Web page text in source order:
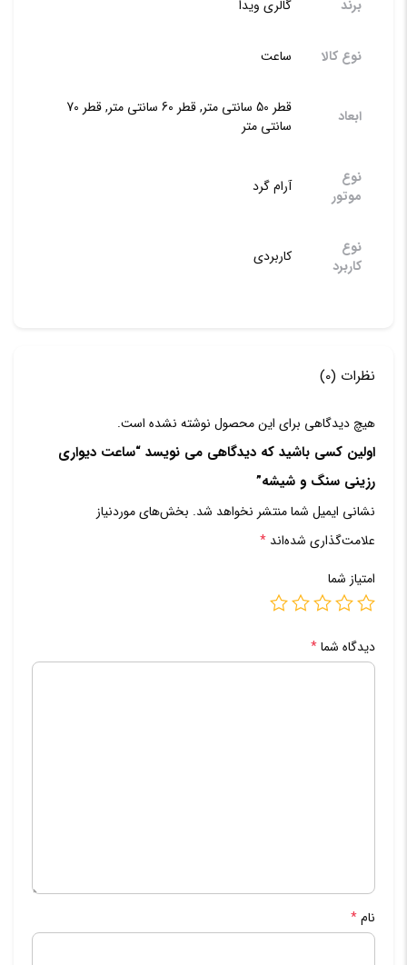
برند گالری ویدا
نوع کالا ساعت
ابعاد
قطر 50 سانتی متر, قطر 60 سانتی متر, قطر 70
سانتی متر
نوع
موتور
آرام گرد
نوع
کاربرد
کاربردی
نظرات (0)
هیچ دیدگاهی برای این محصول نوشته نشده است.
اولین کسی باشید که دیدگاهی می نویسد “ساعت دیواری
رزینی سنگ و شیشه”
نشانی ایمیل شما منتشر نخواهد شد. بخش‌های موردنیاز
علامت‌گذاری شده‌اند *
امتیاز شما
دیدگاه شما*
نام*